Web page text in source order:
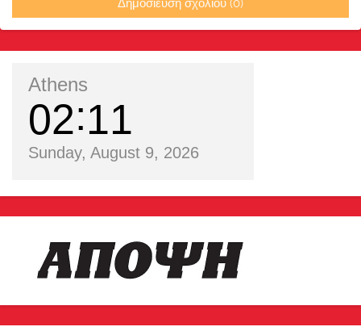
Δημοσίευση σχολίου (0)
Athens
02 11
Sunday, August 9, 2026